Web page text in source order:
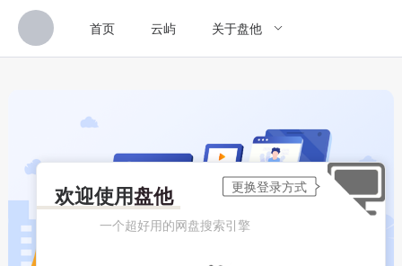
首页 云屿 关于盘他
欢迎使用盘他
一个超好用的网盘搜索引擎